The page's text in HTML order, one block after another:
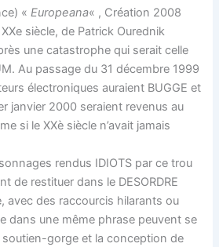
«Europeana« , Création 2008
siècle, de Patrick Ourednik
une catastrophe qui serait celle
Au passage du 31 décembre 1999
électroniques auraient BUGGE et
janvier 2000 seraient revenus au
si le XXè siècle n’avait jamais
rendus IDIOTS par ce trou
de restituer dans le DESORDRE
avec des raccourcis hilarants ou
dans une même phrase peuvent se
soutien-gorge et la conception de